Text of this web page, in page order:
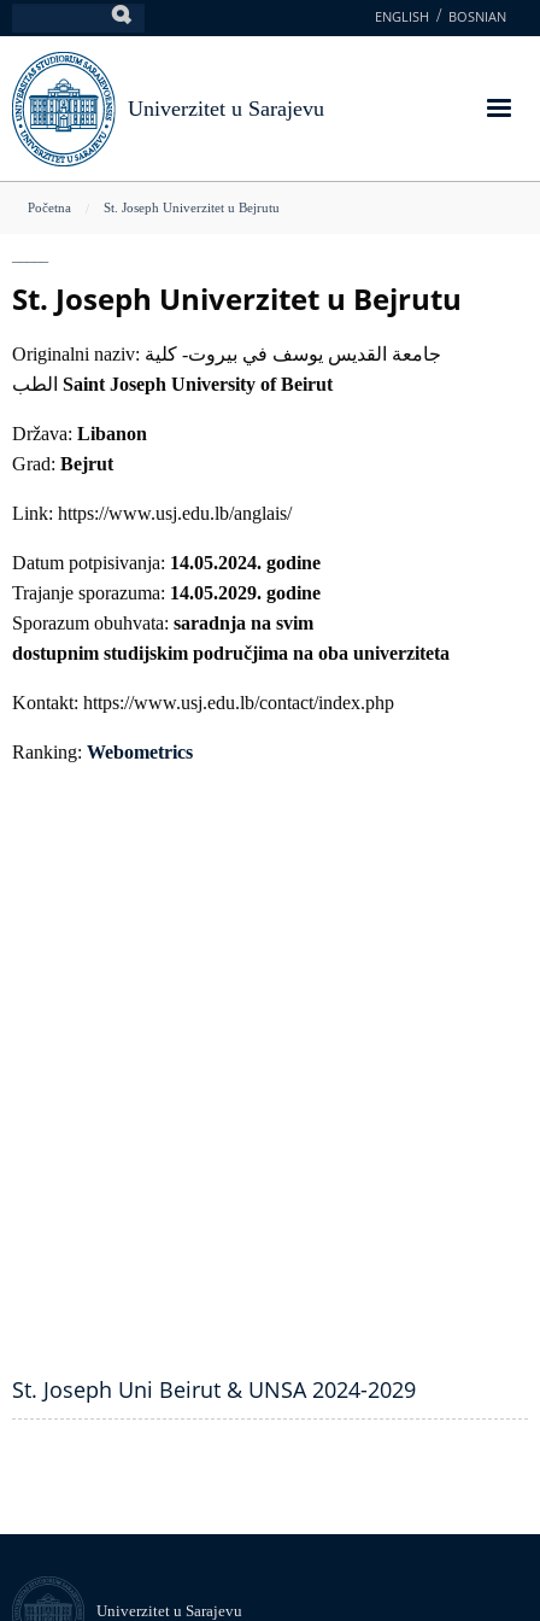
na
glavni
sadržaj
ENGLISH BOSNIAN
Univerzitet u Sarajevu
You
here
Početna St. Joseph Univerzitet u Bejrutu
St. Joseph Univerzitet u Bejrutu
Originalni naziv: جامعة القديس يوسف في بيروت- كلية
Saint Joseph University of Beirut
Država: Libanon
Grad: Bejrut
Link: https://www.usj.edu.lb/anglais/
Datum potpisivanja: 14.05.2024. godine
Trajanje sporazuma: 14.05.2029. godine
Sporazum obuhvata: saradnja na svim
dostupnim studijskim područjima na oba univerziteta
Kontakt: https://www.usj.edu.lb/contact/index.php
Ranking: Webometrics
St. Joseph Uni Beirut & UNSA 2024-2029
Univerzitet u Sarajevu